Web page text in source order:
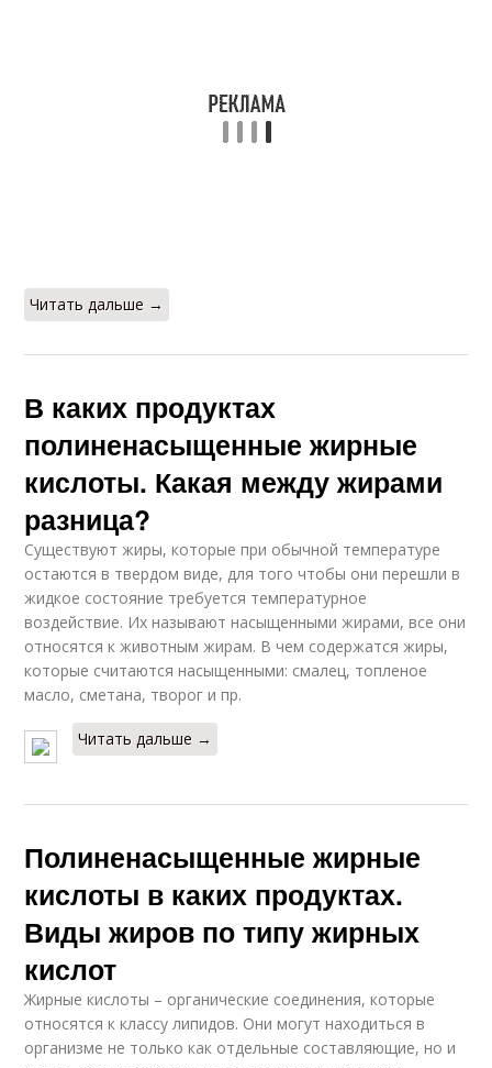
Читать дальше →
В каких продуктах
полиненасыщенные жирные
кислоты. Какая между жирами
разница?
Существуют жиры, которые при обычной температуре
остаются в твердом виде, для того чтобы они перешли в
жидкое состояние требуется температурное
воздействие. Их называют насыщенными жирами, все они
относятся к животным жирам. В чем содержатся жиры,
которые считаются насыщенными: смалец, топленое
масло, сметана, творог и пр.
Читать дальше →
Полиненасыщенные жирные
кислоты в каких продуктах.
Виды жиров по типу жирных
кислот
Жирные кислоты – органические соединения, которые
относятся к классу липидов. Они могут находиться в
организме не только как отдельные составляющие, но и